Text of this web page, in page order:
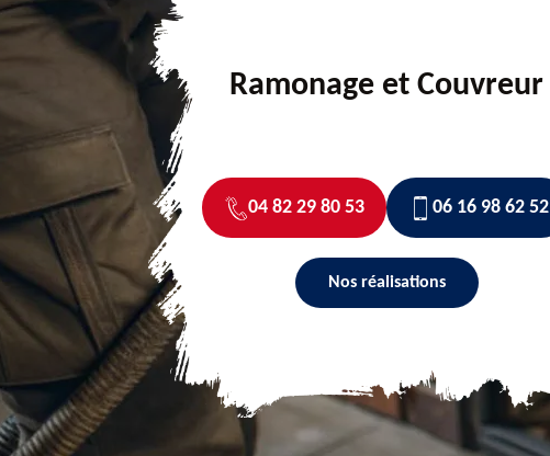
Ramonage et Couvreur
04 82 29 80 53 06 16 98 62 52
Nos réalisations